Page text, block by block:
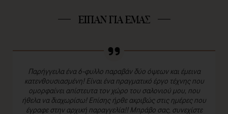
ΕΙΠΑΝ ΓΙΑ ΕΜΑΣ
Παρήγγειλα ένα 6-φυλλο παραβάν δύο όψεων και έμεινα
κατενθουσιασμένη! Είναι ένα πραγματικό έργο τέχνης που
ομορφαίνει απίστευτα τον χώρο του σαλονιού μου, που
ήθελα να διαχωρίσω! Επίσης ήρθε ακριβώς στις ημέρες που
έγραφε στην αρχική παραγγελία!! Μπράβο σας, συνεχίστε